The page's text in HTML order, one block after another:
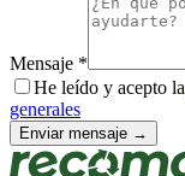
Mensaje *
He leído y acepto la
generales
Enviar mensaje →